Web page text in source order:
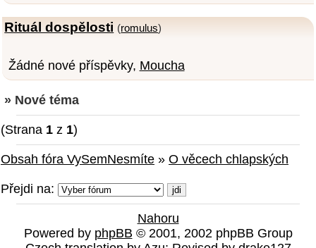
Rituál dospělosti (romulus)
Žádné nové příspěvky, Moucha
» Nové téma
(Strana 1 z 1)
Obsah fóra VySemNesmíte » O věcech chlapských
Přejdi na:
Nahoru
Powered by phpBB © 2001, 2002 phpBB Group